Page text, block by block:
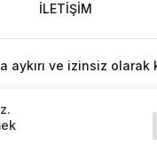
İLETİŞİM
ve izinsiz olarak